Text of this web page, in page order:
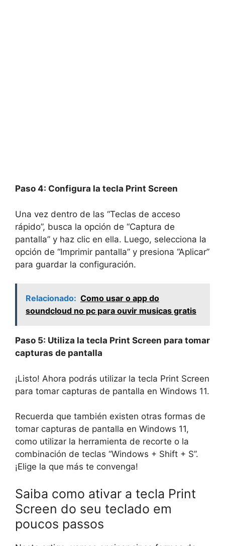
Paso 4: Configura la tecla Print Screen
Una vez dentro de las “Teclas de acceso
rápido”, busca la opción de “Captura de
pantalla” y haz clic en ella. Luego, selecciona la
opción de “Imprimir pantalla” y presiona “Aplicar”
para guardar la configuración.
Relacionado: Como usar o app do
soundcloud no pc para ouvir musicas gratis
Paso 5: Utiliza la tecla Print Screen para tomar
capturas de pantalla
¡Listo! Ahora podrás utilizar la tecla Print Screen
para tomar capturas de pantalla en Windows 11.
Recuerda que también existen otras formas de
tomar capturas de pantalla en Windows 11,
como utilizar la herramienta de recorte o la
combinación de teclas “Windows + Shift + S”.
¡Elige la que más te convenga!
Saiba como ativar a tecla Print
Screen do seu teclado em
poucos passos